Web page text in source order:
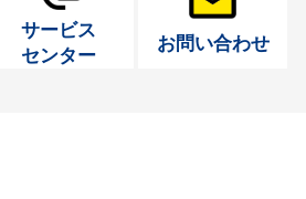
サービス
センター
お問い合わせ